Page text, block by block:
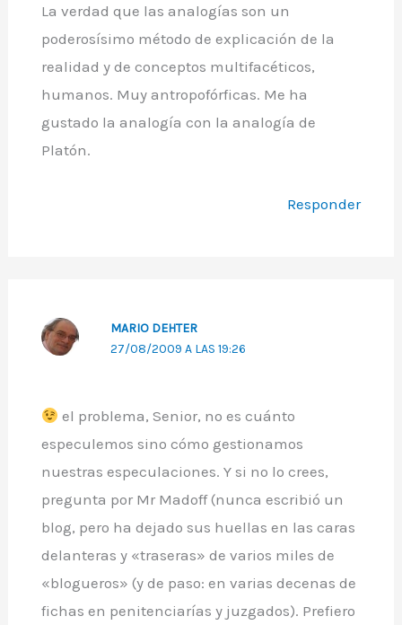
La verdad que las analogías son un
poderosísimo método de explicación de la
realidad y de conceptos multifacéticos,
humanos. Muy antropofórficas. Me ha
gustado la analogía con la analogía de
Platón.
Responder
MARIO DEHTER
27/08/2009 A LAS 19:26
el problema, Senior, no es cuánto
especulemos sino cómo gestionamos
nuestras especulaciones. Y si no lo crees,
pregunta por Mr Madoff (nunca escribió un
blog, pero ha dejado sus huellas en las caras
delanteras y «traseras» de varios miles de
«blogueros» (y de paso: en varias decenas de
fichas en penitenciarías y juzgados). Prefiero